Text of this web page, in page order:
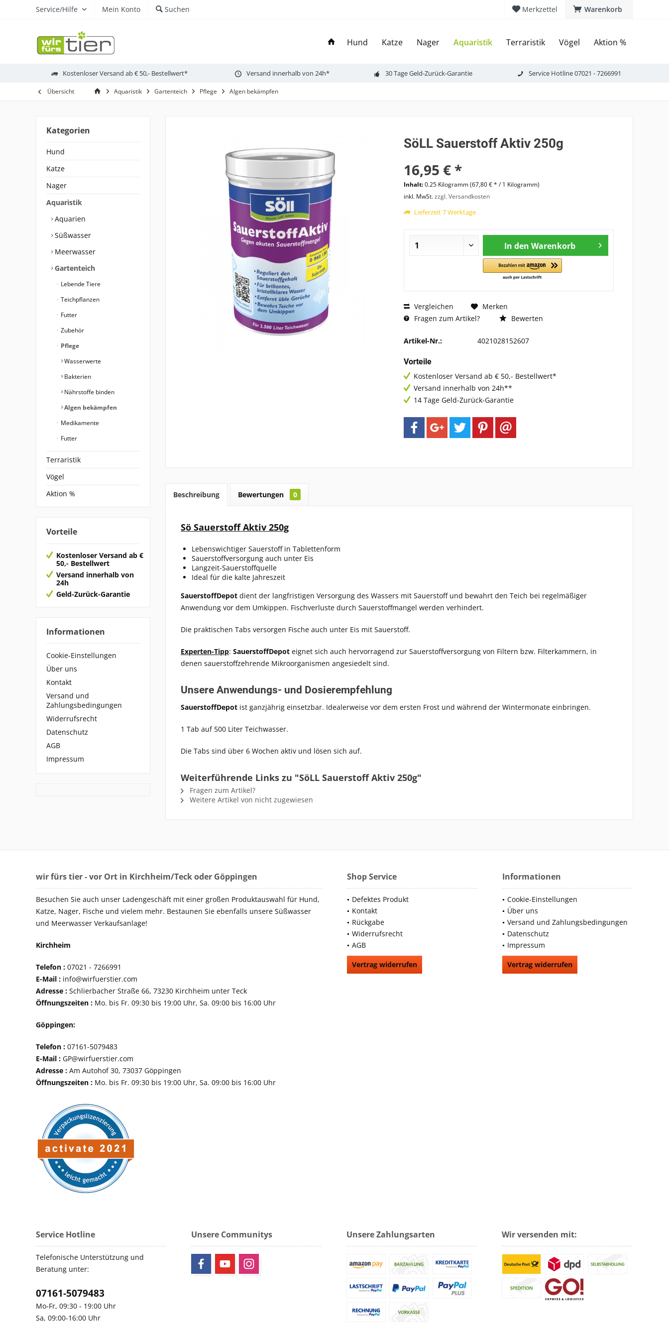
Warenkorb
Merkzettel
Service/Hilfe Mein Konto Suchen
Hund Katze Nager Aquaristik Terraristik Vögel Aktion %
Kostenloser Versand ab € 50,- Bestellwert* Versand innerhalb von 24h* 30 Tage Geld-Zurück-Garantie Service Hotline 07021 - 7266991
Übersicht Aquaristik Gartenteich Pflege Algen bekämpfen
Kategorien
Hund
Katze
Nager
Aquaristik
Aquarien
Süßwasser
Meerwasser
Gartenteich
Lebende Tiere
Teichpflanzen
Futter
Zubehör
Pflege
Wasserwerte
Bakterien
Nährstoffe binden
Algen bekämpfen
Medikamente
Futter
Terraristik
Vögel
Aktion %
Vorteile
Kostenloser Versand ab €
50,- Bestellwert
Versand innerhalb von
24h
Geld-Zurück-Garantie
Informationen
Cookie-Einstellungen
Über uns
Kontakt
Versand und
Zahlungsbedingungen
Widerrufsrecht
Datenschutz
AGB
Impressum
SöLL Sauerstoff Aktiv 250g
16,95 € *
Inhalt:0.25 Kilogramm (67,80 € * / 1 Kilogramm)
inkl. MwSt.zzgl. Versandkosten
Lieferzeit 7 Werktage
In den Warenkorb
Vergleichen
Merken
Fragen zum Artikel?
Bewerten
Artikel-Nr.: 4021028152607
Vorteile
Kostenloser Versand ab € 50,- Bestellwert*
Versand innerhalb von 24h**
14 Tage Geld-Zurück-Garantie
Beschreibung Bewertungen 0
Sö Sauerstoff Aktiv 250g
Lebenswichtiger Sauerstoff in Tablettenform
Sauerstoffversorgung auch unter Eis
Langzeit-Sauerstoffquelle
Ideal für die kalte Jahreszeit
SauerstoffDepot dient der langfristigen Versorgung des Wassers mit Sauerstoff und bewahrt den Teich bei regelmäßiger
Anwendung vor dem Umkippen. Fischverluste durch Sauerstoffmangel werden verhindert.
Die praktischen Tabs versorgen Fische auch unter Eis mit Sauerstoff.
Experten-Tipp: SauerstoffDepot eignet sich auch hervorragend zur Sauerstoffversorgung von Filtern bzw. Filterkammern, in
denen sauerstoffzehrende Mikroorganismen angesiedelt sind.
Unsere Anwendungs- und Dosierempfehlung
SauerstoffDepot ist ganzjährig einsetzbar. Idealerweise vor dem ersten Frost und während der Wintermonate einbringen.
1 Tab auf 500 Liter Teichwasser.
Die Tabs sind über 6 Wochen aktiv und lösen sich auf.
Weiterführende Links zu "SöLL Sauerstoff Aktiv 250g"
Fragen zum Artikel?
Weitere Artikel von nicht zugewiesen
wir fürs tier - vor Ort in Kirchheim/Teck oder Göppingen
Besuchen Sie auch unser Ladengeschäft mit einer großen Produktauswahl für Hund,
Katze, Nager, Fische und vielem mehr. Bestaunen Sie ebenfalls unsere Süßwasser
und Meerwasser Verkaufsanlage!
Kirchheim
Telefon : 07021 - 7266991
E-Mail : info@wirfuerstier.com
Adresse : Schlierbacher Straße 66, 73230 Kirchheim unter Teck
Öffnungszeiten : Mo. bis Fr. 09:30 bis 19:00 Uhr, Sa. 09:00 bis 16:00 Uhr
Göppingen:
Telefon : 07161-5079483
E-Mail : GP@wirfuerstier.com
Adresse : Am Autohof 30, 73037 Göppingen
Öffnungszeiten : Mo. bis Fr. 09:30 bis 19:00 Uhr, Sa. 09:00 bis 16:00 Uhr
Shop Service
Defektes Produkt
Kontakt
Rückgabe
Widerrufsrecht
AGB
Vertrag widerrufen
Informationen
Cookie-Einstellungen
Über uns
Versand und Zahlungsbedingungen
Datenschutz
Impressum
Vertrag widerrufen
Service Hotline
Telefonische Unterstützung und
Beratung unter:
07161-5079483
Mo-Fr, 09:30 - 19:00 Uhr
Sa, 09:00-16:00 Uhr
Unsere Communitys Unsere Zahlungsarten Wir versenden mit: